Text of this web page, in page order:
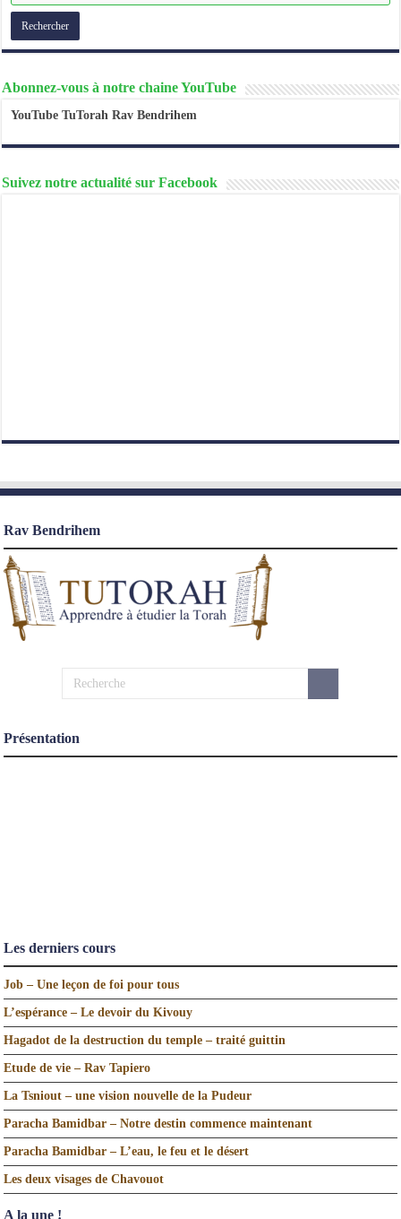
Abonnez-vous à notre chaine YouTube
YouTube TuTorah Rav Bendrihem
Suivez notre actualité sur Facebook
Rav Bendrihem
Présentation
Les derniers cours
Job – Une leçon de foi pour tous
L’espérance – Le devoir du Kivouy
Hagadot de la destruction du temple – traité guittin
Etude de vie – Rav Tapiero
La Tsniout – une vision nouvelle de la Pudeur
Paracha Bamidbar – Notre destin commence maintenant
Paracha Bamidbar – L’eau, le feu et le désert
Les deux visages de Chavouot
A la une !